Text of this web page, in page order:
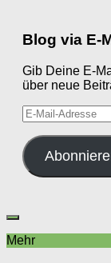
Blog via E-
Gib Deine E-
über neue
E-
Mail-
Adresse
Mehr